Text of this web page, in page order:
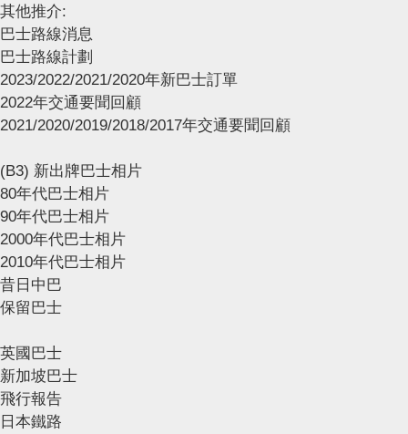
其他推介:
巴士路線消息
巴士路線計劃
2023/2022/2021/2020年新巴士訂單
2022年交通要聞回顧
2021/2020/2019/2018/2017年交通要聞回顧
(B3) 新出牌巴士相片
80年代巴士相片
90年代巴士相片
2000年代巴士相片
2010年代巴士相片
昔日中巴
保留巴士
英國巴士
新加坡巴士
飛行報告
日本鐵路